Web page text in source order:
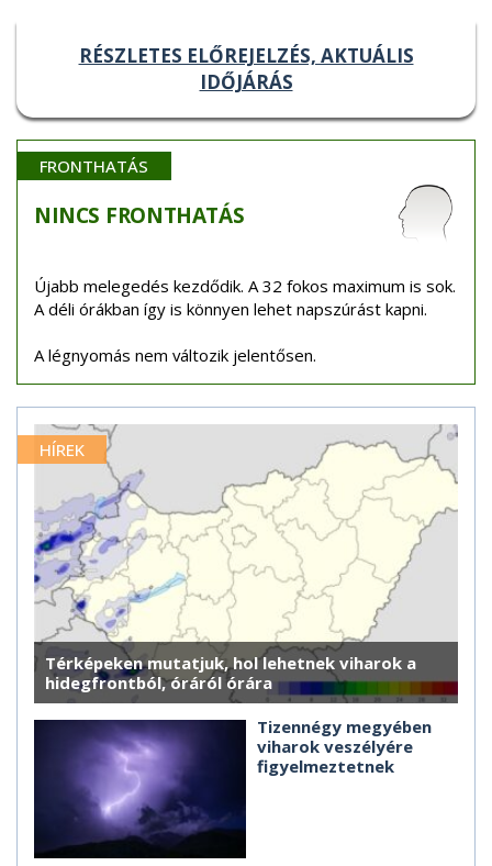
RÉSZLETES ELŐREJELZÉS, AKTUÁLIS
IDŐJÁRÁS
FRONTHATÁS
NINCS FRONTHATÁS
Újabb melegedés kezdődik. A 32 fokos maximum is sok.
A déli órákban így is könnyen lehet napszúrást kapni.
A légnyomás nem változik jelentősen.
HÍREK
Térképeken mutatjuk, hol lehetnek viharok a
hidegfrontból, óráról órára
Tizennégy megyében
viharok veszélyére
figyelmeztetnek